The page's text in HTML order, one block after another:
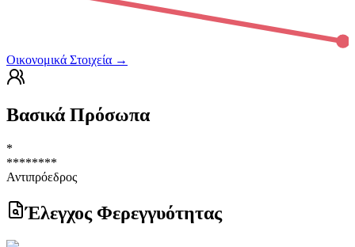
Οικονομικά Στοιχεία →
Βασικά Πρόσωπα
*
********
Αντιπρόεδρος
Έλεγχος Φερεγγυότητας